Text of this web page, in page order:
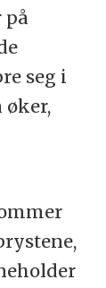
på
seg i